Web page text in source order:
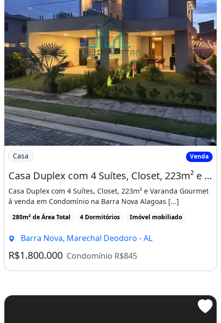
Imagem: Casa Duplex com 4 Suítes, Closet, 223m²
Casa Venda
Casa Duplex com 4 Suítes, Closet, 223m² e Varanda Gourmet à venda em Condomínio na
Casa Duplex com 4 Suítes, Closet, 223m² e Varanda Gourmet
à venda em Condomínio na Barra Nova Alagoas [...]
280m² de Área Total 4 Dormitórios Imóvel mobiliado
Barra Nova, Marechal Deodoro - AL
R$1.800.000 Condomínio R$845